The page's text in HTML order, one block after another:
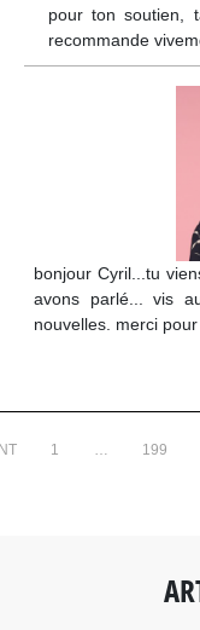
pour ton soutien,
recommande
bonjour Cyril...tu
avons parlé... vis
nouvelles. merci
1 … 199